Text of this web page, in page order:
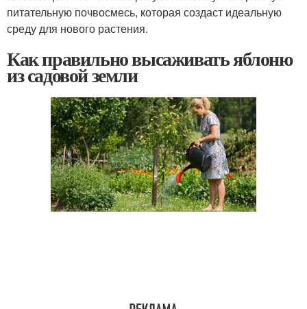
питательную почвосмесь, которая создаст идеальную
среду для нового растения.
Как правильно высаживать яблоню
из садовой земли